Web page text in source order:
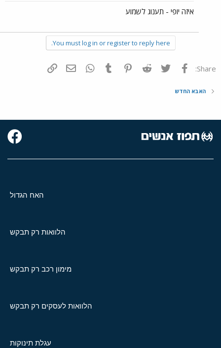
איזה יופי - תענוג לשמוע
You must log in or register to reply here.
Share: פייסבוק Twitter
Reddit
Pinterest
Tumblr
WhatsAppדואר אלקטרוני
האבא החדש
האח הגדול
הלוואות רק תבקש
מימון רכב רק תבקש
הלוואות לעסקים רק תבקש
עגלת תינוקות